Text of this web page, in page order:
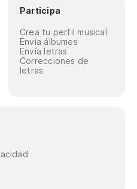
Participa
Crea tu perfil musical
Envía álbumes
Envía letras
Correcciones de
letras